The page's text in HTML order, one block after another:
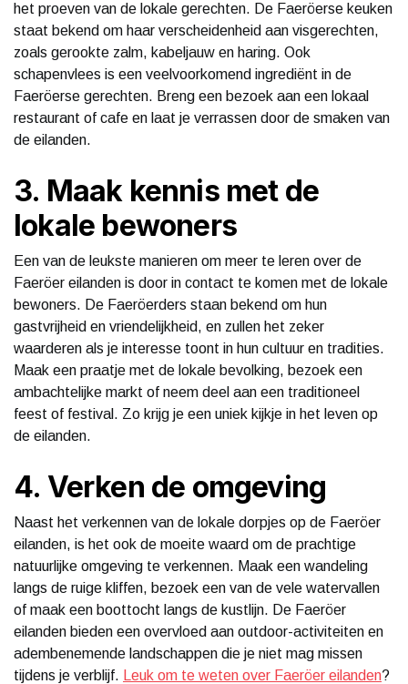
het proeven van de lokale gerechten. De Faeröerse keuken
staat bekend om haar verscheidenheid aan visgerechten,
zoals gerookte zalm, kabeljauw en haring. Ook
schapenvlees is een veelvoorkomend ingrediënt in de
Faeröerse gerechten. Breng een bezoek aan een lokaal
restaurant of cafe en laat je verrassen door de smaken van
de eilanden.
3. Maak kennis met de
lokale bewoners
Een van de leukste manieren om meer te leren over de
Faeröer eilanden is door in contact te komen met de lokale
bewoners. De Faeröerders staan bekend om hun
gastvrijheid en vriendelijkheid, en zullen het zeker
waarderen als je interesse toont in hun cultuur en tradities.
Maak een praatje met de lokale bevolking, bezoek een
ambachtelijke markt of neem deel aan een traditioneel
feest of festival. Zo krijg je een uniek kijkje in het leven op
de eilanden.
4. Verken de omgeving
Naast het verkennen van de lokale dorpjes op de Faeröer
eilanden, is het ook de moeite waard om de prachtige
natuurlijke omgeving te verkennen. Maak een wandeling
langs de ruige kliffen, bezoek een van de vele watervallen
of maak een boottocht langs de kustlijn. De Faeröer
eilanden bieden een overvloed aan outdoor-activiteiten en
adembenemende landschappen die je niet mag missen
tijdens je verblijf.
Leuk om te weten over Faeröer eilanden?